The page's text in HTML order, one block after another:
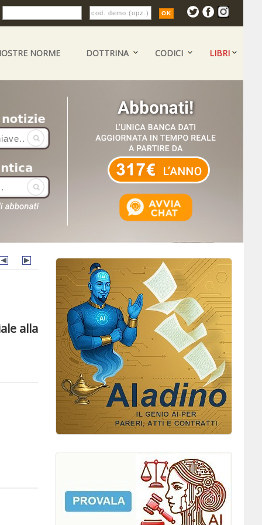
NORME DOTTRINA CODICI LIBRI
alla